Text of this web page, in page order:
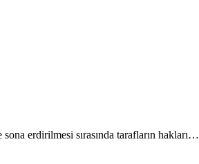
erdirilmesi sırasında tarafların hakları…